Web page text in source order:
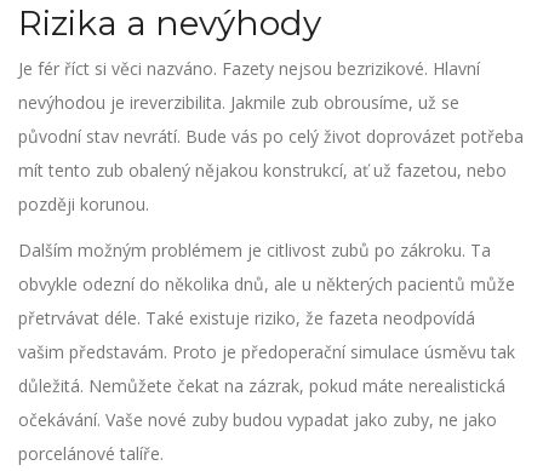
Rizika a nevýhody
Je fér říct si věci nazváno. Fazety nejsou bezrizikové. Hlavní
nevýhodou je ireverzibilita. Jakmile zub obrousíme, už se
původní stav nevrátí. Bude vás po celý život doprovázet potřeba
mít tento zub obalený nějakou konstrukcí, ať už fazetou, nebo
později korunou.
Dalším možným problémem je citlivost zubů po zákroku. Ta
obvykle odezní do několika dnů, ale u některých pacientů může
přetrvávat déle. Také existuje riziko, že fazeta neodpovídá
vašim představám. Proto je předoperační simulace úsměvu tak
důležitá. Nemůžete čekat na zázrak, pokud máte nerealistická
očekávání. Vaše nové zuby budou vypadat jako zuby, ne jako
porcelánové talíře.